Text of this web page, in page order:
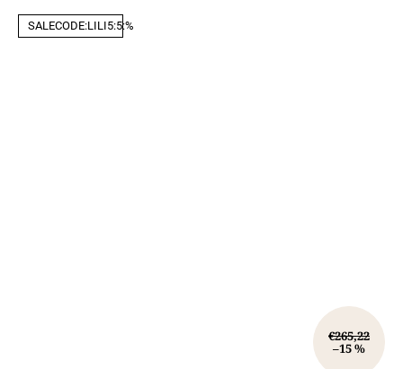
SALECODE:LILI5:5:%
€265,22
–15 %